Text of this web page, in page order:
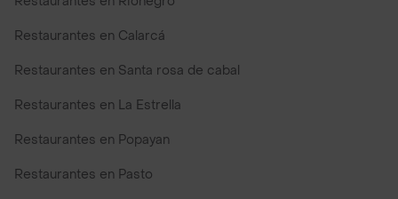
Restaurantes en Calarcá
Restaurantes en Santa rosa de cabal
Restaurantes en La Estrella
Restaurantes en Popayan
Restaurantes en Pasto